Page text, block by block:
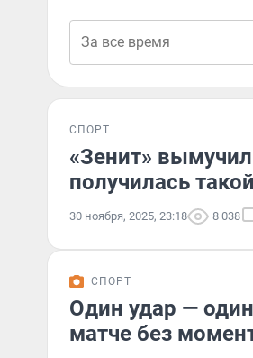
СПОРТ
«Зенит»
получилась
30 ноября, 2025, 23:18 8 038
СПОРТ
Один удар —
матче без